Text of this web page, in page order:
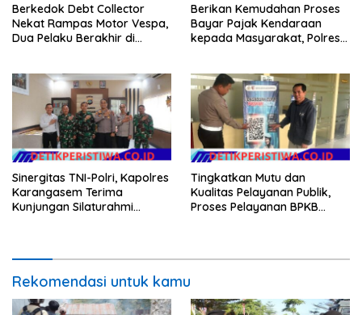
Berkedok Debt Collector
Nekat Rampas Motor Vespa,
Dua Pelaku Berakhir di
Berikan Kemudahan Proses
Bayar Pajak Kendaraan
kepada Masyarakat, Polres
Samsat
Sinergitas TNI-Polri, Kapolres
Karangasem Terima
Kunjungan Silaturahmi
Tingkatkan Mutu dan
Kualitas Pelayanan Publik,
Proses Pelayanan BPKB
Rekomendasi untuk kamu